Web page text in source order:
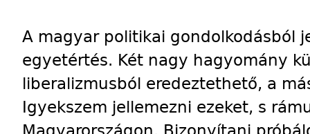
A magyar politikai gondolkodásból
egyetértés. Két nagy hagyomány
liberalizmusból eredeztethető, a
Igyekszem jellemezni ezeket, s